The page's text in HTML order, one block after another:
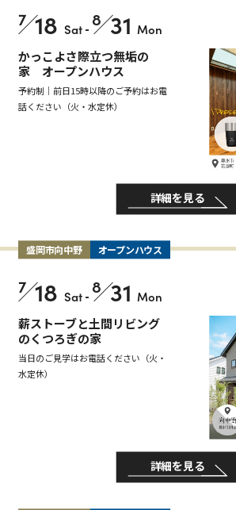
7 18 Sat- 8 31 Mon
かっこよさ際立つ無垢の
家 オープンハウス
予約制｜前日15時以降のご予約はお電
話ください（火・水定休）
詳細を見る
盛岡市向中野 オープンハウス
7 18 Sat- 8 31 Mon
薪ストーブと土間リビング
のくつろぎの家
当日のご見学はお電話ください（火・
水定休）
詳細を見る